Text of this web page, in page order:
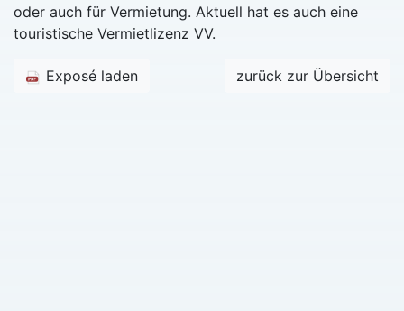
oder auch für Vermietung. Aktuell hat es auch eine
touristische Vermietlizenz VV.
zurück zur Übersicht
Exposé laden